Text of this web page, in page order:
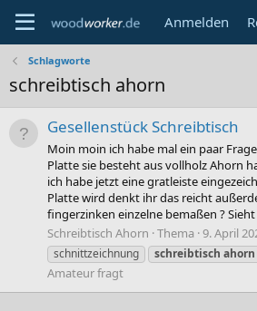
Anmelden
Schlagworte
schreibtisch ahorn
Gesellenstück Schreibtisch
Moin moin ich habe mal ein paar
Platte sie besteht aus vollholz Ahorn
ich habe jetzt eine gratleiste
Platte wird denkt ihr das reicht
fingerzinken einzelne bemaßen ?
Schreibtisch Ahorn Thema 9. April
schnittzeichnung
schreibtisch ahorn
Amateur fragt